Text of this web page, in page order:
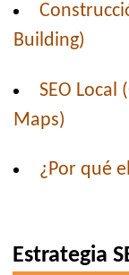
Building)
SEO Local
Maps)
¿Por qué
Estrategia